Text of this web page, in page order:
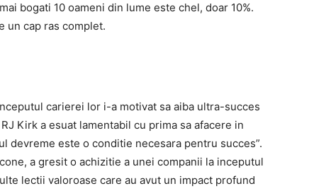
bogati 10 oameni din lume este chel, doar 10%.
un cap ras complet.
carierei lor i-a motivat sa aiba ultra-succes
Kirk a esuat lamentabil cu prima sa afacere in
devreme este o conditie necesara pentru succes”.
a gresit o achizitie a unei companii la inceputul
lectii valoroase care au avut un impact profund